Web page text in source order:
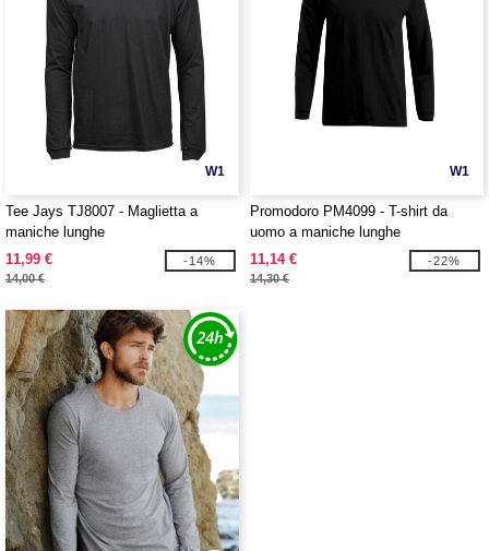
W1
Tee Jays TJ8007 - Maglietta a
maniche lunghe
11,99 €
14,00 €
-14%
W1
Promodoro PM4099 - T-shirt da
uomo a maniche lunghe
11,14 €
14,30 €
-22%